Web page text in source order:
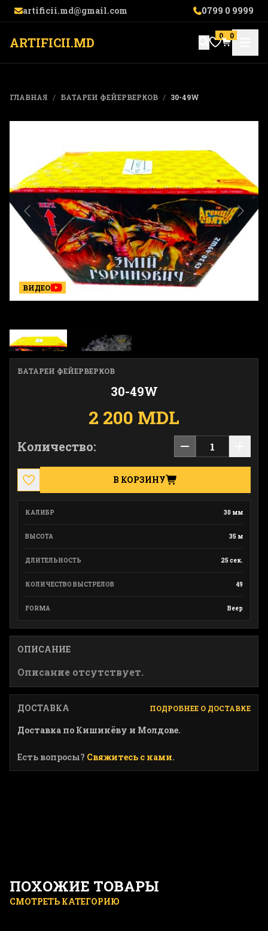
artificii.md@gmail.com 0799 0 9999
ARTIFICII.MD 0 0
ГЛАВНАЯ / БАТАРЕИ ФЕЙЕРВЕРКОВ / 30-49W
ВИДЕО
БАТАРЕИ ФЕЙЕРВЕРКОВ
30-49W
2 200 MDL
Количество:
В КОРЗИНУ
КАЛИБР 30 мм
ВЫСОТА 35 м
ДЛИТЕЛЬНОСТЬ 25 сек.
КОЛИЧЕСТВО ВЫСТРЕЛОВ 49
FORMA Beep
ОПИСАНИЕ
Описание отсутствует.
ДОСТАВКА ПОДРОБНЕЕ О ДОСТАВКЕ
Доставка по Кишинёву и Молдове.
Есть вопросы? Свяжитесь с нами.
ПОХОЖИЕ ТОВАРЫ
СМОТРЕТЬ КАТЕГОРИЮ